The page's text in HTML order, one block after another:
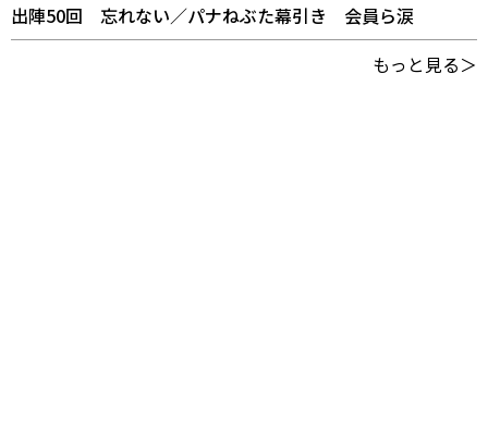
出陣50回 忘れない／パナねぶた幕引き 会員ら涙
もっと見る＞